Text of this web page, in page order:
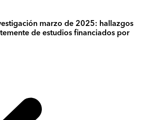
marzo de 2025: hallazgos
de estudios financiados por